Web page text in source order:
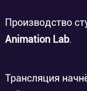
Производство
Animation Lab.
Трансляция